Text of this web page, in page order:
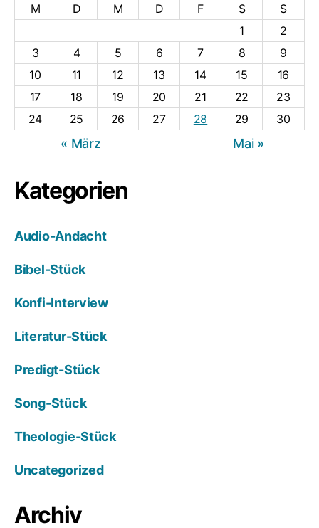
M
D M D F S
S
1
2
3
4 5 6 7 8
9
10
11 12 13 14 15
16
17
18 19 20 21 22
23
24
25 26 27 28 29 30
« März Mai »
Kategorien
Audio-Andacht
Bibel-Stück
Konfi-Interview
Literatur-Stück
Predigt-Stück
Song-Stück
Theologie-Stück
Uncategorized
Archiv